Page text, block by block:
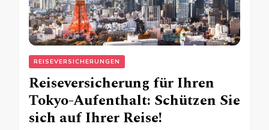
REISEVERSICHERUNGEN
Reiseversicherung für Ihren
Tokyo-Aufenthalt: Schützen Sie
sich auf Ihrer Reise!